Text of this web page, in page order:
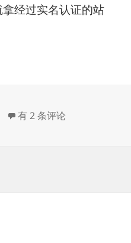
经过实名认证的站
更换ICP备案接入商为阿里云
有 2 条评论